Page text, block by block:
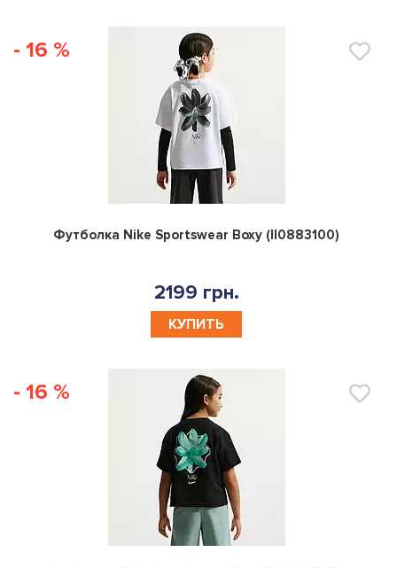
- 16 %
0
Футболка Nike Sportswear Boxy (II0883100)
2199 грн.
КУПИТЬ
- 16 %